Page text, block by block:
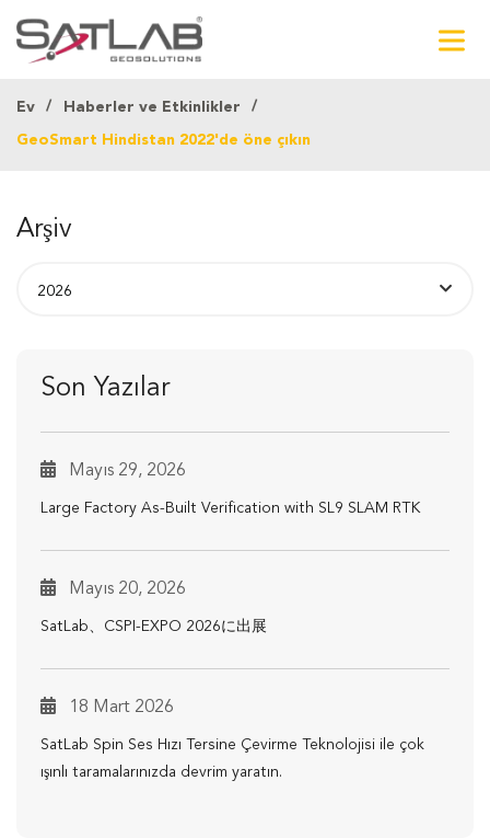
Ev Haberler ve Etkinlikler
GeoSmart Hindistan 2022'de öne çıkın
Arşiv
Son Yazılar
Mayıs 29, 2026
Large Factory As-Built Verification with SL9 SLAM RTK
Mayıs 20, 2026
SatLab、CSPI-EXPO 2026に出展
18 Mart 2026
SatLab Spin Ses Hızı Tersine Çevirme Teknolojisi ile çok
ışınlı taramalarınızda devrim yaratın.